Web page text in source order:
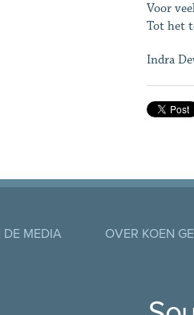
Voor
Tot het
Indra
DE MEDIA OVER KOEN